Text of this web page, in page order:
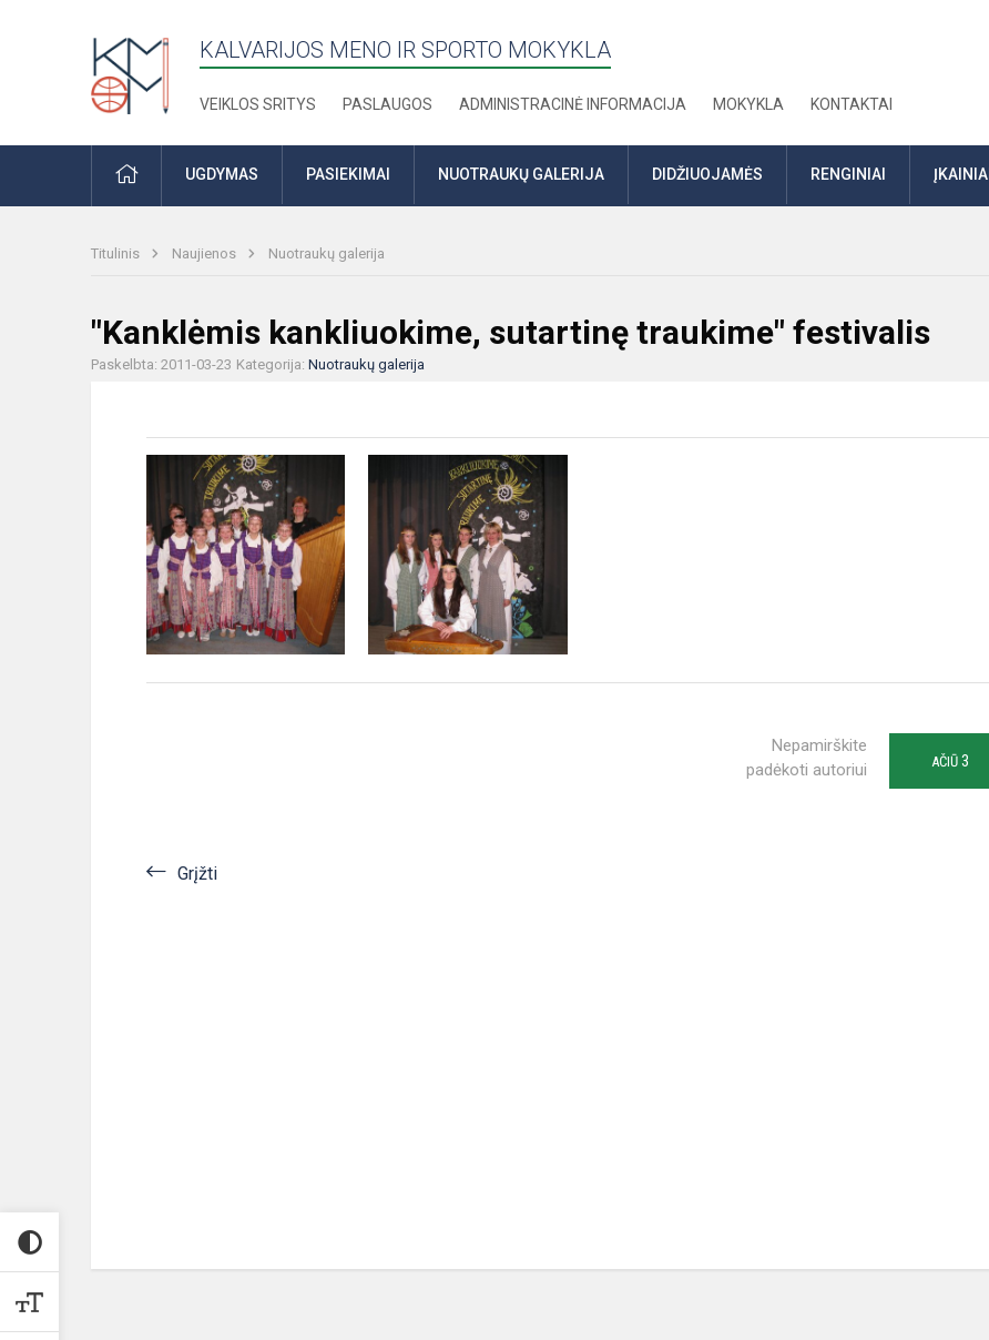
KALVARIJOS MENO IR SPORTO MOKYKLA
VEIKLOS SRITYS PASLAUGOS ADMINISTRACINĖ INFORMACIJA MOKYKLA KONTAKTAI
PRADŽIAUGDYMAS PASIEKIMAI NUOTRAUKŲ GALERIJA DIDŽIUOJAMĖS RENGINIAI ĮKAINIAI
Titulinis Naujienos Nuotraukų galerija
"Kanklėmis kankliuokime, sutartinę traukime" festivalis
Paskelbta: 2011-03-23 Kategorija: Nuotraukų galerija
Nepamirškite
padėkoti autoriui
AČIŪ 3
Grįžti